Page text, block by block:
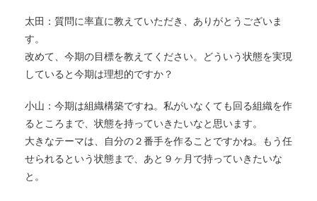
太田：質問に率直に教えていただき、ありがとうございま
す。
改めて、今期の目標を教えてください。どういう状態を実現
していると今期は理想的ですか？
小山：今期は組織構築ですね。私がいなくても回る組織を作
るところまで、状態を持っていきたいなと思います。
大きなテーマは、自分の２番手を作ることですかね。もう任
せられるという状態まで、あと９ヶ月で持っていきたいな
と。